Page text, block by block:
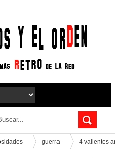
guerra 4 valientes